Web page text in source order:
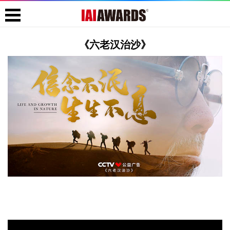
《六老汉治沙》